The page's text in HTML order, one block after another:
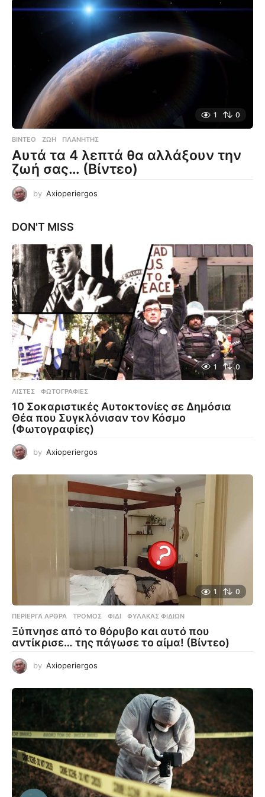
1 0
ΒΊΝΤΕΟ ΖΩΉ ,ΠΛΑΝΉΤΗΣ
Αυτά τα 4 λεπτά θα αλλάξουν την
ζωή σας… (Βίντεο)
by Axioperiergos
DON'T MISS
1 0
ΛΊΣΤΕΣ ,ΦΩΤΟΓΡΑΦΊΕΣ
10 Σοκαριστικές Αυτοκτονίες σε Δημόσια
Θέα που Συγκλόνισαν τον Κόσμο
(Φωτογραφίες)
by Axioperiergos
1 0
ΠΕΡΊΕΡΓΑ ΆΡΘΡΑ ΤΡΌΜΟΣ ,ΦΊΔΙ ,ΦΎΛΑΚΑΣ ΦΙΔΙΏΝ
Ξύπνησε από το θόρυβο και αυτό που
αντίκρισε… της πάγωσε το αίμα! (Βίντεο)
by Axioperiergos